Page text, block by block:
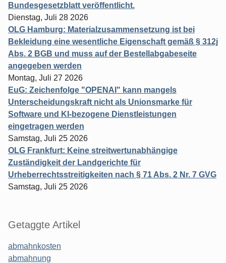
Bundesgesetzblatt veröffentlicht.
Dienstag, Juli 28 2026
OLG Hamburg: Materialzusammensetzung ist bei
Bekleidung eine wesentliche Eigenschaft gemäß § 312j
Abs. 2 BGB und muss auf der Bestellabgabeseite
angegeben werden
Montag, Juli 27 2026
EuG: Zeichenfolge "OPENAI" kann mangels
Unterscheidungskraft nicht als Unionsmarke für
Software und KI-bezogene Dienstleistungen
eingetragen werden
Samstag, Juli 25 2026
OLG Frankfurt: Keine streitwertunabhängige
Zuständigkeit der Landgerichte für
Urheberrechtsstreitigkeiten nach § 71 Abs. 2 Nr. 7 GVG
Samstag, Juli 25 2026
Getaggte Artikel
abmahnkosten
abmahnung